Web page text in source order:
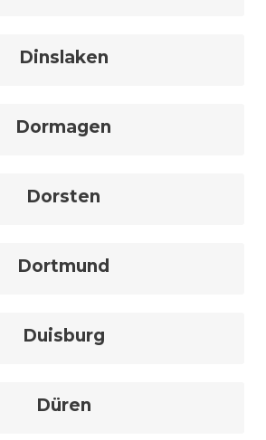
Dinslaken
Dormagen
Dorsten
Dortmund
Duisburg
Düren